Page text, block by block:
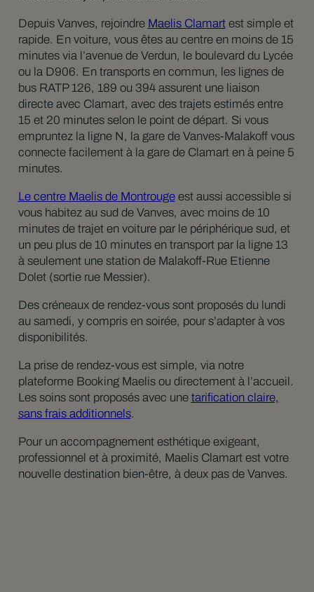
Depuis Vanves, rejoindre Maelis Clamartest simple et
rapide. En voiture, vous êtes au centre en moins de 15
minutes via l’avenue de Verdun, le boulevard du Lycée
ou la D906. En transports en commun, les lignes de
bus RATP 126, 189 ou 394 assurent une liaison
directe avec Clamart, avec des trajets estimés entre
15 et 20 minutes selon le point de départ. Si vous
empruntez la ligne N, la gare de Vanves-Malakoff vous
connecte facilement à la gare de Clamart en à peine 5
minutes.
Le centre Maelis de Montrougeest aussi accessible si
vous habitez au sud de Vanves, avec moins de 10
minutes de trajet en voiture par le périphérique sud, et
un peu plus de 10 minutes en transport par la ligne 13
à seulement une station de Malakoff-Rue Etienne
Dolet (sortie rue Messier).
Des créneaux de rendez-vous sont proposés du lundi
au samedi, y compris en soirée, pour s’adapter à vos
disponibilités.
La prise de rendez-vous est simple, via notre
plateforme Booking Maelis ou directement à l’accueil.
Les soins sont proposés avec une tarification claire,
sans frais additionnels.
Pour un accompagnement esthétique exigeant,
professionnel et à proximité, Maelis Clamart est votre
nouvelle destination bien-être, à deux pas de Vanves.